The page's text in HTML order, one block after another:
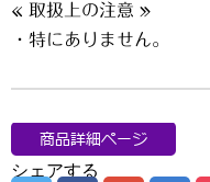
« 取扱上の注意 »
・特にありません。
シェアする